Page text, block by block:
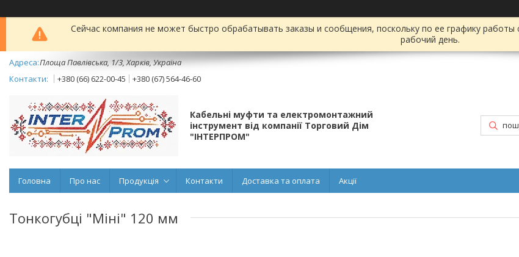
Сейчас компания не может быстро обрабатывать заказы и сообщения, поскольку по ее графику
рабочий день.
Площа Павлівська, 1/3, Харків, Україна
+380 (66) 622-00-45
+380 (67) 564-46-60
Кабельні муфти та електромонтажний
інструмент від компанії Торговий Дім
"ІНТЕРПРОМ"
Головна Про нас Продукція Контакти Доставка та оплата Акції
Тонкогубці "Міні" 120 мм